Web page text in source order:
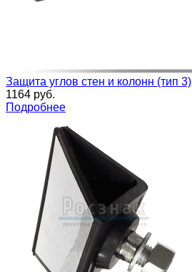
Защита углов стен и колонн (тип 3)
1164 руб.
Подробнее